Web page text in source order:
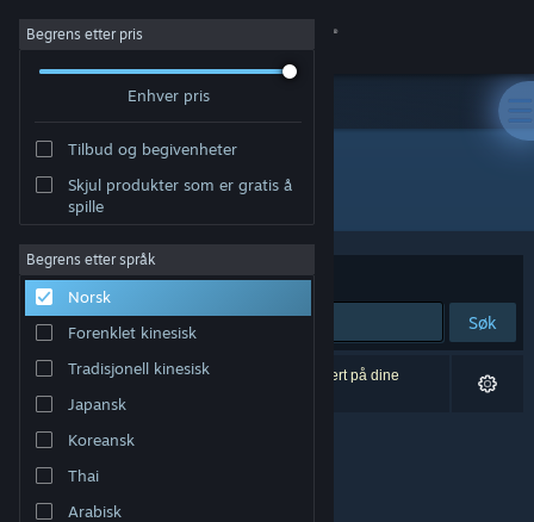
Logg inn
Om
Kundestøtte
Bytt språk
Skaff deg Steam-appen på mobil
Vis skrivebordsversjon
Begrens etter pris
Enhver pris
Tilbud og begivenheter
Skjul produkter som er gratis å
spille
Begrens etter språk
Norsk
Forenklet kinesisk
Tradisjonell kinesisk
Japansk
Koreansk
Thai
Arabisk
Utvikler: DoubleBee
Sorter etter Relevans
Søk
0 treff på søket. 2 produkter er blitt utelukket basert på dine
innstillinger.